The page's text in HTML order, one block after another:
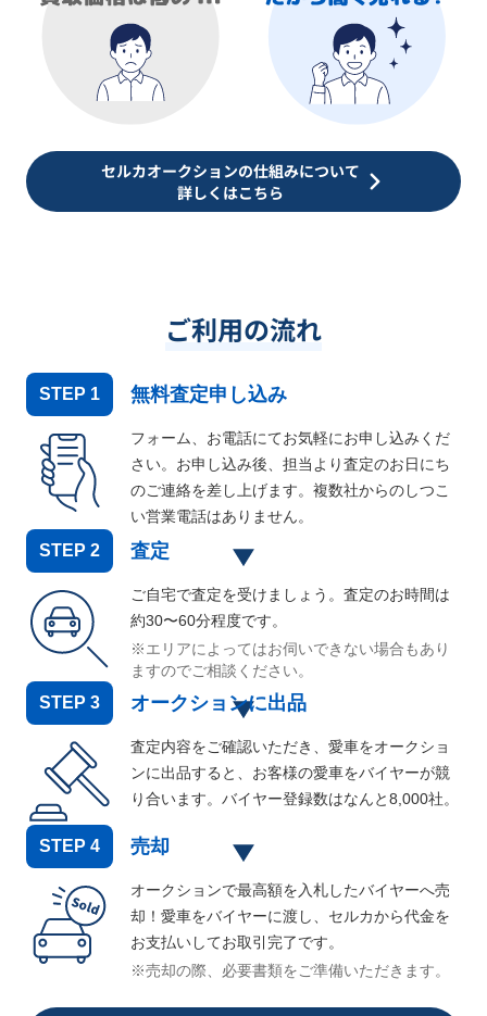
セルカオークションの仕組みについて
詳しくはこちら
ご利用の流れ
STEP 1 無料査定申し込み
フォーム、お電話にてお気軽にお申し込みくだ
さい。お申し込み後、担当より査定のお日にち
のご連絡を差し上げます。複数社からのしつこ
い営業電話はありません。
STEP 2 査定
ご自宅で査定を受けましょう。査定のお時間は
約30〜60分程度です。
※エリアによってはお伺いできない場合もあり
ますのでご相談ください。
STEP 3 オークションに出品
査定内容をご確認いただき、愛車をオークショ
ンに出品すると、お客様の愛車をバイヤーが競
り合います。バイヤー登録数はなんと8,000社。
STEP 4 売却
オークションで最高額を入札したバイヤーへ売
却！愛車をバイヤーに渡し、セルカから代金を
お支払いしてお取引完了です。
※売却の際、必要書類をご準備いただきます。